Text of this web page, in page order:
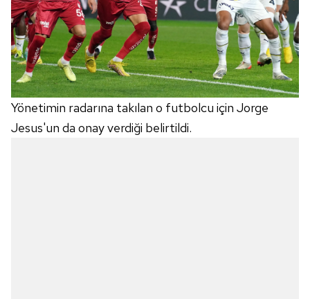
Yönetimin radarına takılan o futbolcu için Jorge
Jesus'un da onay verdiği belirtildi.